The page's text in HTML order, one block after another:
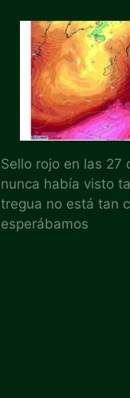
Sello rojo en las 27
nunca había visto
tregua no está tan
esperábamos